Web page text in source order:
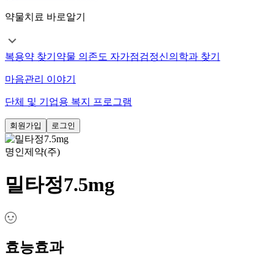
약물치료 바로알기
복용약 찾기 약물 의존도 자가점검정신의학과 찾기
마음관리 이야기
단체 및 기업용 복지 프로그램
회원가입 로그인
명인제약(주)
밀타정7.5mg
효능효과